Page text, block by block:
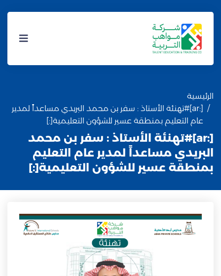
الرئيسية
[:ar]#تهنئة الأستاذ : سفر بن محمد البريدي مساعداً لمدير
عام التعليم بمنطقة عسير للشؤون التعليمية[:]
[:ar]#تهنئة الأستاذ : سفر بن محمد
البريدي مساعداً لمدير عام التعليم
بمنطقة عسير للشؤون التعليمية[:]